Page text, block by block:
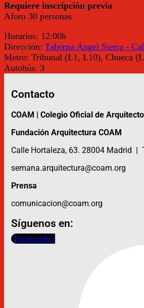
Requiere inscripción previa
Aforo 30 personas
Horarios: 12:00h
Dirección: Taberna Ángel Sierra -
Metro: Tribunal (L1, L10), Chueca
Autobús: 3
Contacto
COAM | Colegio Oficial de
Fundación Arquitectura COAM
Calle Hortaleza, 63. 28004 Madrid |
semana.arquitectura@coam.org
Prensa
comunicacion@coam.org
Síguenos en:
Facebook-f